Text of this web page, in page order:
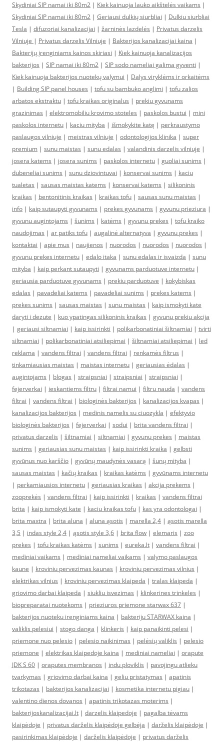
Skydiniai SIP namai iki 80m2 | Kiek kainuoja lauko aikštelės vaikams |
Skydiniai SIP namai iki 80m2 | Geriausi dulkių siurbliai | Dulkiu siurbliai
Tesla | difuzoriai kanalizacijai | žarninės lazdelės | Privatus darzelis
Vilniuje | Privatus darzelis Vilniuje | Bakterijos kanalizacijai kaina |
Bakterijų įrenginiams kainos skiriasi | Kiek kainuoja kanalizacijos
bakterijos | SIP namai iki 80m2 | SIP sodo nameliai galima gyventi |
Kiek kainuoja bakterijos nuotekų valymui | Dalys viryklėms ir orkaitėms
| Building SIP panel houses | tofu su bambuko anglimi | tofu zalios
arbatos ekstraktu | tofu kraikas originalus | prekiu gyvunams
grazinimas | elektromobiliu krovimo stoteles | paskolos bustui | mini
paskolos internetu | kaciu mityba | išmokykite katę | perkraustymo
paslaugos vilniuje | meistras vilniuje | odontologijos klinika | super
premium | sunu maistas | sunu edalas | valandinis darzelis vilniuje |
josera katems | josera sunims | paskolos internetu | guoliai sunims |
dubeneliai sunims | sunu dziovintuvai | konservai sunims | kaciu
tualetas | sausas maistas katems | konservai katems | silikoninis
kraikas | bentonitinis kraikas | kraikas tofu | sausas sunu maistas |
info | kaip sutaupyti gyvunams | prekes gyvunams | gyvunu prieziura |
gyvunu augintojams | šunims | katėms | gyvunu prekes | tofu kraiko
naudojimas | ar patiks tofu | augalinė alternatyva | gyvunu prekes |
kontaktai | apie mus | naujienos | nuorodos | nuorodos | nuorodos |
gyvunu prekes internetu | edalo itaka | sunu edalas ir isvaizda | sunu
mityba | kaip perkant sutaupyti | gyvunams parduotuve internetu |
geriausia parduotuve gyvunams | prekiu parduotuve | kokybiskas
edalas | pavadeliai katems | pavadeliai sunims | prekes katems |
prekes sunims | sausas maistas | sunu maistas | kaip ismokyti kate
daryti i dezute | kuo ypatingas silikoninis kraikas | gyvunu prekiu akcija
| geriausi siltnamiai | kaip issirinkti | polikarbonatiniai šiltnamiai | tvirti
siltnamiai | polikarbonatiniai atsiliepimai | šiltnamiai atsiliepimai | led
reklama | vandens filtrai | vandens filtrai | renkamės filtrus |
tinkamiausias maistas | maistas internetu | geriausias ėdalas |
augintojams | blogas | straipsniai | straipsniai | straipsniai |
fejerverkai | ieskantiems filtru | filtrai namui | filtru nauda | vandens
filtrai | vandens filtrai | biologinės bakterijos | kanalizacijos kvapas |
kanalizacijos bakterijos | medinis namelis su ciuozykla | efektyvio
biologinės bakterijos | fejerverkai | sodui | brita vandens filtrai |
privatus darzelis | šiltnamiai | siltnamiai | gyvunu prekes | maistas
sunims | geriausias sunu maistas | kaip issirinkti kraika | gelbsti
gyvūnus nuo karščio | gyvūnų maudynės vasarą | šunų mityba |
sausas maistas | kačių kraikas | kraikas katėms | gyvūnams internetu
| perkamiausios internetu | geriausias kraikas | akcija prekems |
zooprekės | vandens filtrai | kaip issirinkti | kraikas | vandens filtrai
brita | kaip ismokyti kate | kaciu kraikas tofu | kas yra odontologai |
brita maxtra | brita aluna | aluna ąsotis | marella 2,4 | ąsotis marella
3,5 | indas style 2,4 | ąsotis style 3,6 | brita flow | elemaris | zoo
prekes | tofu kraikas katėms | sunims | eureka.lt | vandens filtrai |
mediniai vaikams | mediniai nameliai vaikams | valymo paslaugos
kaune | kroviniu pervezimas kaunas | kroviniu pervezimas vilnius |
elektrikas vilnius | kroviniu pervezimas klaipeda | tralas klaipeda |
griovimo darbai klaipeda | siukliu isvezimas | klinkerines trinkeles |
biopreparatai nuotekoms | prieziuros priemone starwax 637 |
bakterijos nuoteku irenginiams kaina | bakteriju STARWAX kaina |
valiklis pelesiui | stogo danga | klinkeris | kaip panaikinti pelesi |
priemone nuo pelesio | pelesio naikinimas | pelėsių valiklis | pelesio
priemone | elektrikas klaipedoje kaina | mediniai nameliai | orapute
JDK S 60 | oraputes membranos | indu ploviklis | pavojingu atlieku
tvarkymas | griovimo darbai kaina | geliu pristatymas | apatinis
trikotazas | bakterijos kanalizacijai | kosmetika internetu pigiau |
valentino dienos dovanos | apatinis trikotazas moterims |
bakterijoskanalizacijai.lt | darzelis klaipedoje | pagalba tėvams
klaipėdoje | privatus darželis klaipėdoje gelbėja | darželis klaipėdoje |
pasirinkimas klaipėdoje | darželis klaipėdoje | privatus darželis